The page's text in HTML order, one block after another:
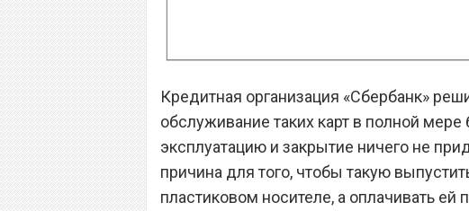
Кредитная организация «Сбербанк»
обслуживание таких карт в полной
эксплуатацию и закрытие ничего не
причина для того, чтобы такую
пластиковом носителе, а оплачивать